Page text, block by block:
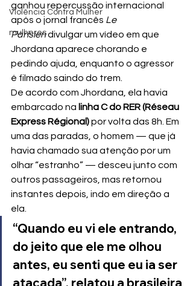
Violência Contra Mulher
mulheres
ganhou repercussão internacional
após o jornal francês Le
Parisien divulgar um vídeo em que
Jhordana aparece chorando e
pedindo ajuda, enquanto o agressor
é filmado saindo do trem.
De acordo com Jhordana, ela havia
embarcado na linha C do RER (Réseau
Express Régional) por volta das 8h. Em
uma das paradas, o homem — que já
havia chamado sua atenção por um
olhar “estranho” — desceu junto com
outros passageiros, mas retornou
instantes depois, indo em direção a
ela.
“Quando eu vi ele entrando,
do jeito que ele me olhou
antes, eu senti que eu ia ser
atacada”, relatou a brasileira